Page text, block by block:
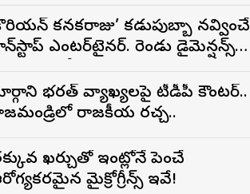
కనకరాజు’ కడుపుబ్బా నవ్వించే
ఎంటర్‌టైనర్. రెండు డైమెన్షన్స్
: వరుణ్ తేజ్
భరత్ వ్యాఖ్యలపై టీడీపీ కౌంటర్..
రాజకీయ రచ్చ..
ఖర్చుతో ఇంట్లోనే పెంచే
మైక్రోగ్రీన్స్ ఇవే!